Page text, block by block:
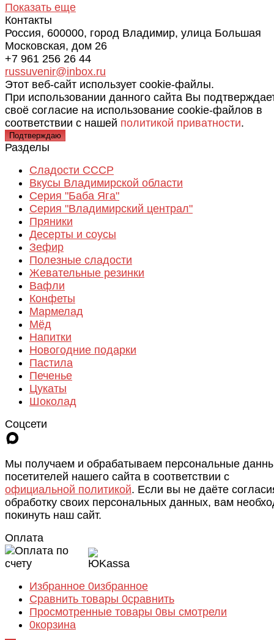
Показать еще
Контакты
Россия, 600000, город Владимир, улица Большая
Московская, дом 26
+7 961 256 26 44
russuvenir@inbox.ru
Этот веб-сайт использует cookie-файлы.
При использовании данного сайта Вы
своё согласие на использование cookie-файлов в
соответствии с нашей политикой приватности.
Подтверждаю
Разделы
Сладости СССР
Вкусы Владимирской области
Серия "Баба Яга"
Серия "Владимирский централ"
Пряники
Десерты и соусы
Зефир
Полезные сладости
Жевательные резинки
Вафли
Конфеты
Мармелад
Мёд
Напитки
Новогодние подарки
Пастила
Печенье
Цукаты
Шоколад
Соцсети
Мы получаем и обрабатываем персональные
посетителей нашего сайта в соответствии с
официальной политикой. Если вы не даёте
обработку своих персональных данных, вам
покинуть наш сайт.
Оплата
Избранное 0избранное
Сравнить товары 0сравнить
Просмотренные товары 0вы смотрели
0корзина